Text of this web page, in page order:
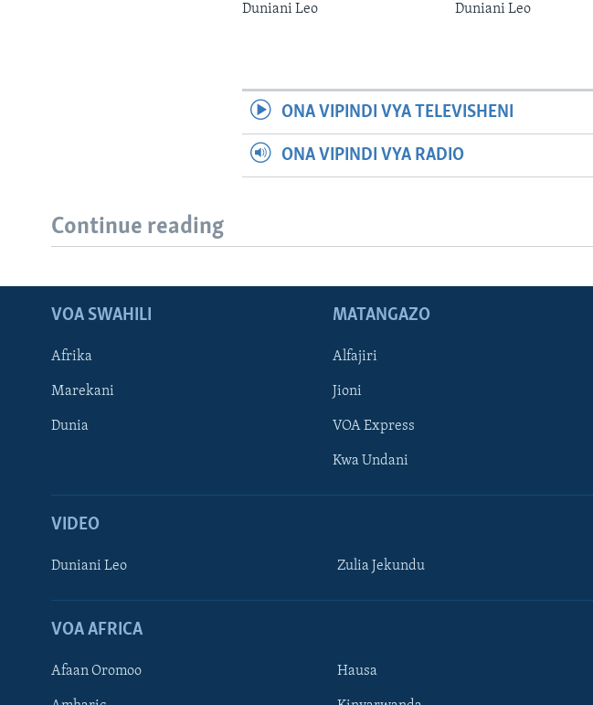
Duniani Leo Duniani Leo
ONA VIPINDI VYA TELEVISHENI
ONA VIPINDI VYA RADIO
Continue reading
VOA SWAHILI
Afrika
Marekani
Dunia
MATANGAZO
Alfajiri
Jioni
VOA Express
Kwa Undani
VIDEO
Duniani Leo Zulia Jekundu
VOA AFRICA
Afaan Oromoo Hausa